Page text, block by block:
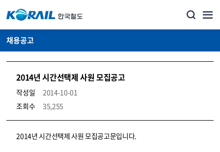
채용공고
2014년 시간선택제 사원 모집공고
작성일
2014-10-01
조회수
35,255
코레일소개_경영공시_채용공고 상세보기 – 내용, 파일, 담당자 연락처로 구성
2014년 시간선택제 사원 모집공고문입니다.